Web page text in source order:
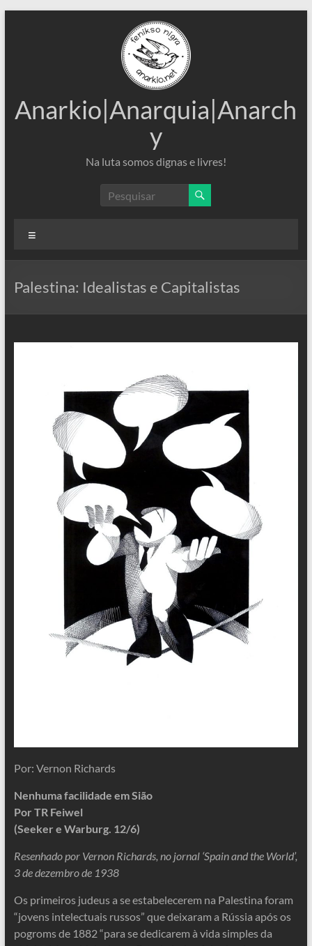
Anarkio|Anarquia|Anarch
y
Na luta somos dignas e livres!
Palestina: Idealistas e Capitalistas
Por: Vernon Richards
Nenhuma facilidade em Sião
Por TR Feiwel
(Seeker e Warburg. 12/6)
Resenhado por Vernon Richards, no jornal ‘Spain and the World’,
3 de dezembro de 1938
Os primeiros judeus a se estabelecerem na Palestina foram
“jovens intelectuais russos” que deixaram a Rússia após os
pogroms de 1882 “para se dedicarem à vida simples da